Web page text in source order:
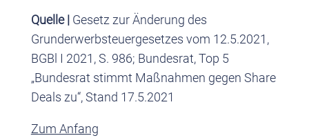
Quelle | Gesetz zur Änderung des
Grunderwerbsteuergesetzes vom 12.5.2021,
BGBl I 2021, S. 986; Bundesrat, Top 5
„Bundesrat stimmt Maßnahmen gegen Share
Deals zu“, Stand 17.5.2021
Zum Anfang